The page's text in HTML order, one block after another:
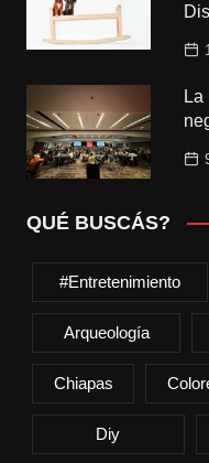
QUÉ BUSCÁS?
#entretenimiento
Arqueología
Chiapas
Diy